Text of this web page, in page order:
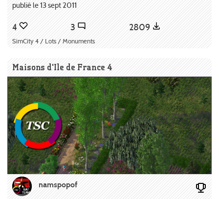
publié le 13 sept 2011
4 3 2809
SimCity 4 / Lots / Monuments
Maisons d'Ile de France 4
namspopof